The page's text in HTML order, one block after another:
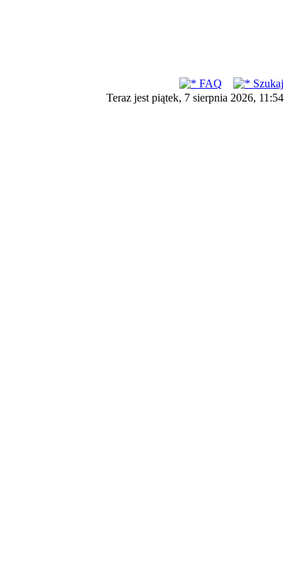
FAQ
Szukaj
Teraz jest piątek, 7 sierpnia 2026, 11:54